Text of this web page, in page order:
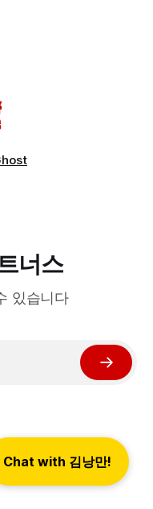
Chat with 김낭만!
너스
있습니다